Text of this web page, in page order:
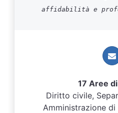
affidabilità e
17 Aree
Diritto civile,
Amministrazione